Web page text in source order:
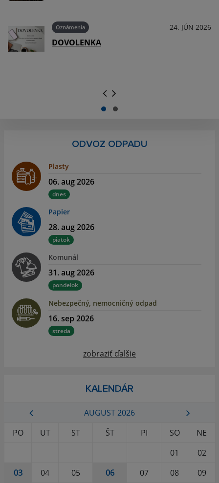
Oznámenia 24. JÚN 2026
DOVOLENKA
ODVOZ ODPADU
Plasty
06. aug 2026
dnes
Papier
28. aug 2026
piatok
Komunál
31. aug 2026
pondelok
Nebezpečný, nemocničný odpad
16. sep 2026
streda
zobraziť ďalšie
KALENDÁR
AUGUST 2026
PO
UT ST ŠT PI SO
NE
01
02
03
04 05 06 07 08
09